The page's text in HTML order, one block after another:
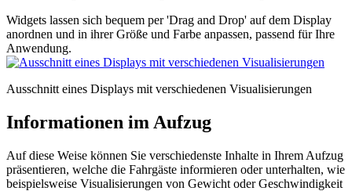
Widgets lassen sich bequem per 'Drag and Drop' auf dem Display
anordnen und in ihrer Größe und Farbe anpassen, passend für Ihre
Anwendung.
Ausschnitt eines Displays mit verschiedenen Visualisierungen
Informationen im Aufzug
Auf diese Weise können Sie verschiedenste Inhalte in Ihrem Aufzug
präsentieren, welche die Fahrgäste informieren oder unterhalten, wie
beispielsweise Visualisierungen von Gewicht oder Geschwindigkeit